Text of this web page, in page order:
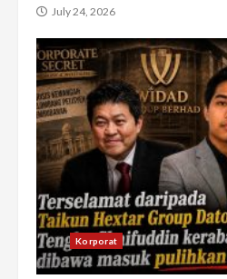
July 24, 2026
Korporat